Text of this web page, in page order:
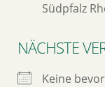
Südpfalz
NÄCHSTE
Keine